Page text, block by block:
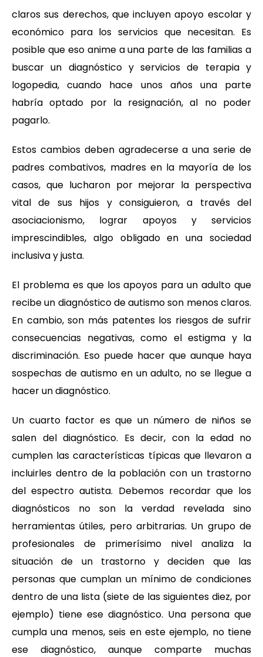
claros sus derechos, que incluyen apoyo escolar y
económico para los servicios que necesitan. Es
posible que eso anime a una parte de las familias a
buscar un diagnóstico y servicios de terapia y
logopedia, cuando hace unos años una parte
habría optado por la resignación, al no poder
pagarlo.
Estos cambios deben agradecerse a una serie de
padres combativos, madres en la mayoría de los
casos, que lucharon por mejorar la perspectiva
vital de sus hijos y consiguieron, a través del
asociacionismo, lograr apoyos y servicios
imprescindibles, algo obligado en una sociedad
inclusiva y justa.
El problema es que los apoyos para un adulto que
recibe un diagnóstico de autismo son menos claros.
En cambio, son más patentes los riesgos de sufrir
consecuencias negativas, como el estigma y la
discriminación. Eso puede hacer que aunque haya
sospechas de autismo en un adulto, no se llegue a
hacer un diagnóstico.
Un cuarto factor es que un número de niños se
salen del diagnóstico. Es decir, con la edad no
cumplen las características típicas que llevaron a
incluirles dentro de la población con un trastorno
del espectro autista. Debemos recordar que los
diagnósticos no son la verdad revelada sino
herramientas útiles, pero arbitrarias. Un grupo de
profesionales de primerísimo nivel analiza la
situación de un trastorno y deciden que las
personas que cumplan un mínimo de condiciones
dentro de una lista (siete de las siguientes diez, por
ejemplo) tiene ese diagnóstico. Una persona que
cumpla una menos, seis en este ejemplo, no tiene
ese diagnóstico, aunque comparte muchas